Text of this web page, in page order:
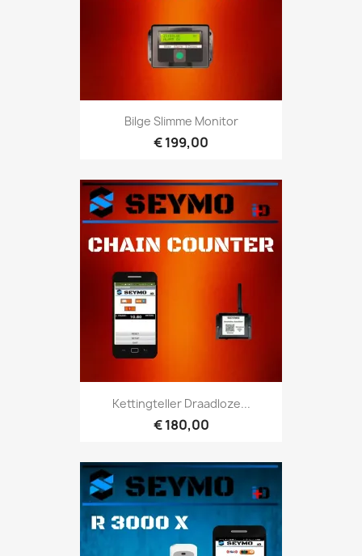
Bilge Slimme Monitor
€ 199,00
Kettingteller Draadloze...
€ 180,00